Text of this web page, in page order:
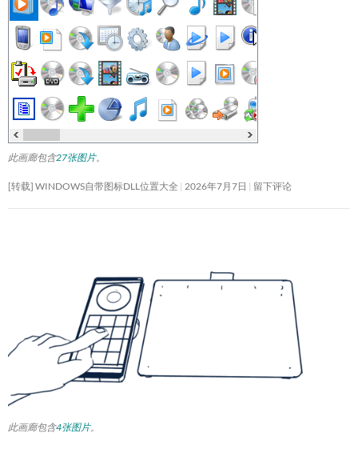
此画廊包含27张图片。
[转载] WINDOWS自带图标DLL位置大全 2026年7月7日 留下评论
此画廊包含4张图片。